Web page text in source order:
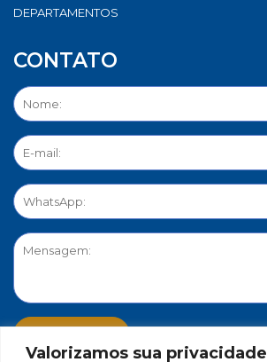
Valorizamos sua privacidade
DEPARTAMENTOS
CONTATO